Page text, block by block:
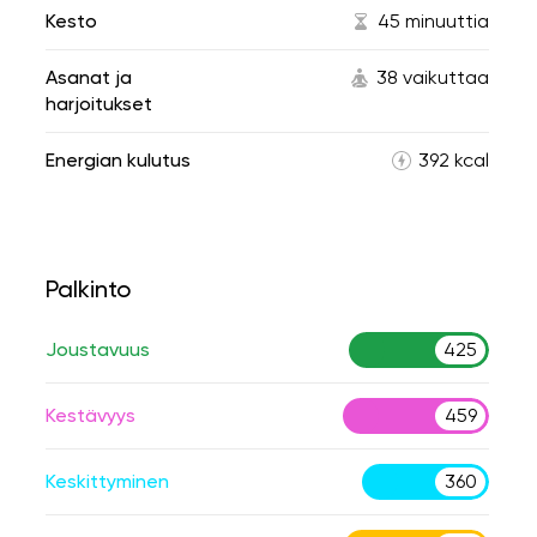
Kesto 45 minuuttia
Asanat ja
harjoitukset
38 vaikuttaa
Energian kulutus 392 kcal
Palkinto
Joustavuus 425
Kestävyys 459
Keskittyminen 360